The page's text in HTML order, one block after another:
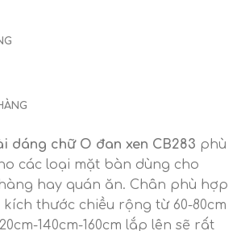
dáng chữ O đan xen CB283 phù
các loại mặt bàn dùng cho
hay quán ăn. Chân phù hợp
thước chiều rộng từ 60-80cm
140cm-160cm lắp lên sẽ rất